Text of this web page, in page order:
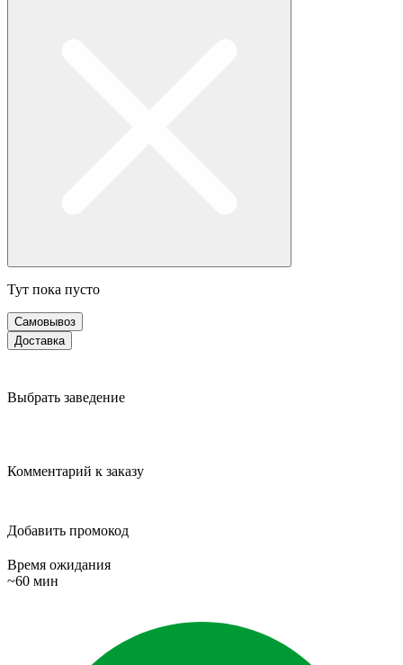
Тут пока пусто
Самовывоз
Доставка
Выбрать заведение
Комментарий к заказу
Добавить промокод
Время ожидания
~60 мин